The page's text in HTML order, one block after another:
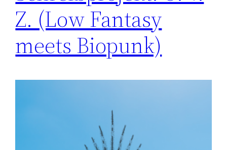
Z. (Low Fantasy
meets Biopunk)